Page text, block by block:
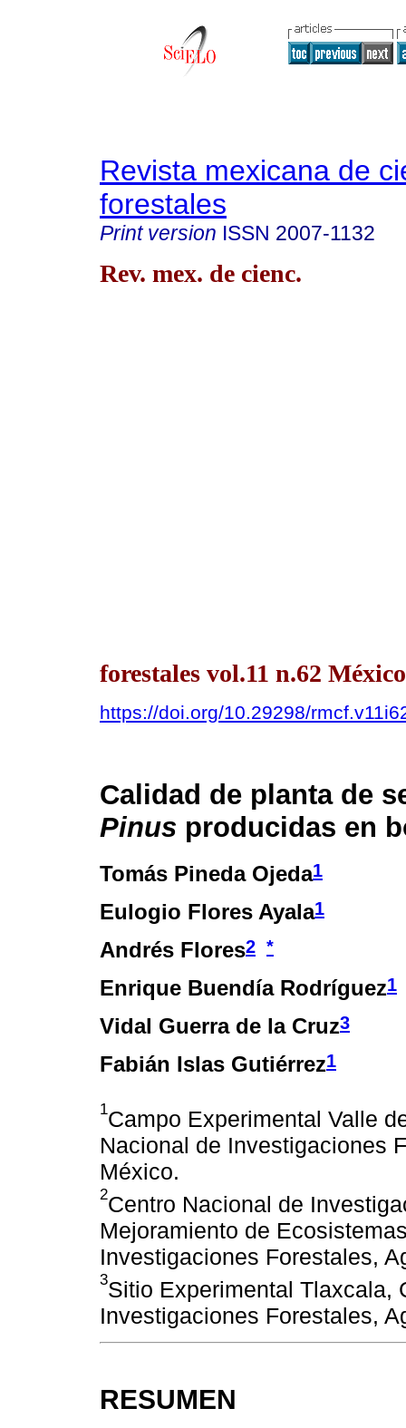
Revista mexicana de
forestales
Print version ISSN 2007-1132
Rev. mex. de cienc.
forestales vol.11 n.62
https://doi.org/10.29298/
Calidad de planta de
Pinus producidas en
Tomás Pineda Ojeda1
Eulogio Flores Ayala1
Andrés Flores2 *
Enrique Buendía Rodríguez1
Vidal Guerra de la Cruz3
Fabián Islas Gutiérrez1
1Campo Experimental Valle
Nacional de Investigaciones
México.
2Centro Nacional de
Mejoramiento de
Investigaciones Forestales,
3Sitio Experimental Tlaxcala,
Investigaciones Forestales,
RESUMEN